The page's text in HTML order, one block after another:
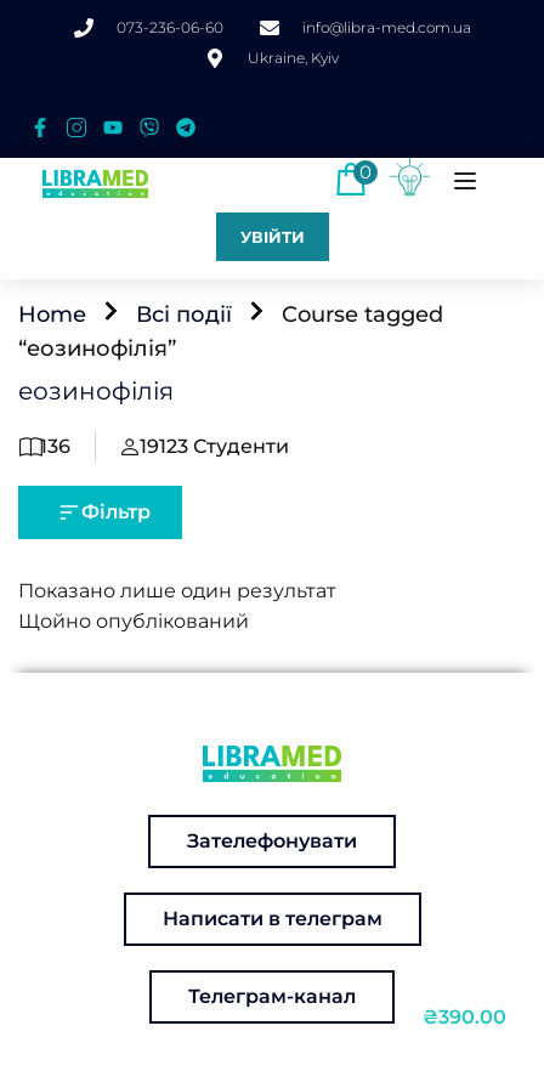
073-236-06-60
info@libra-med.com.ua
Ukraine, Kyiv
0
УВІЙТИ
Home Всі події
Course tagged
“еозинофілія”
еозинофілія
136 19123 Студенти
Фільтр
Показано лише один результат
₴390.00
Зателефонувати
Написати в телеграм
Телеграм-канал